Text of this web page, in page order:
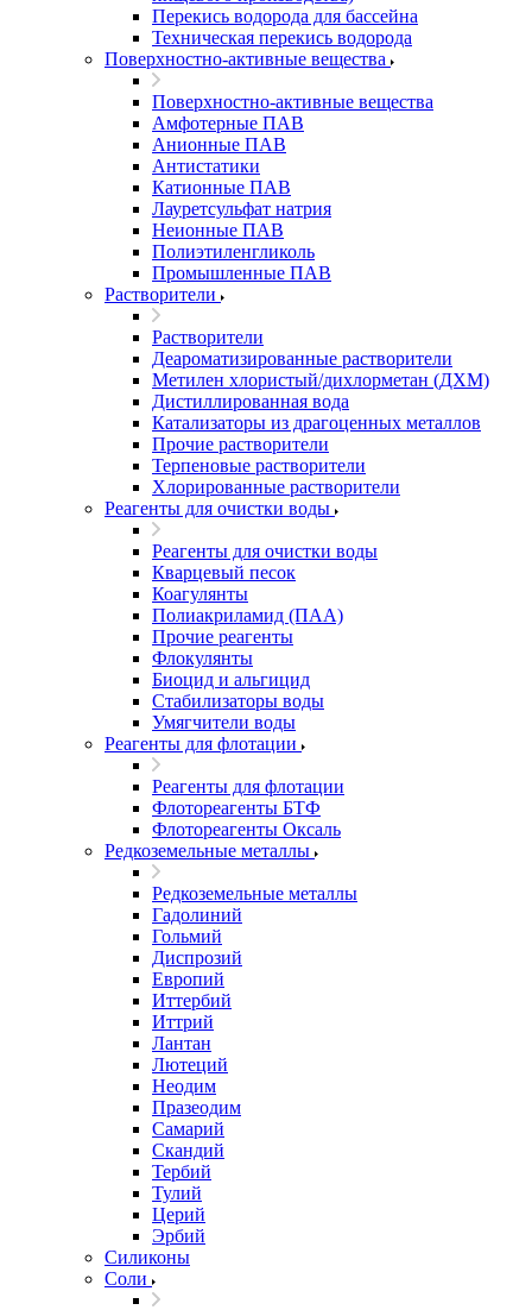
Перекись водорода для бассейна
Техническая перекись водорода
Поверхностно-активные вещества
Поверхностно-активные вещества
Амфотерные ПАВ
Анионные ПАВ
Антистатики
Катионные ПАВ
Лауретсульфат натрия
Неионные ПАВ
Полиэтиленгликоль
Промышленные ПАВ
Растворители
Растворители
Деароматизированные растворители
Метилен хлористый/дихлорметан (ДХМ)
Дистиллированная вода
Катализаторы из драгоценных металлов
Прочие растворители
Терпеновые растворители
Хлорированные растворители
Реагенты для очистки воды
Реагенты для очистки воды
Кварцевый песок
Коагулянты
Полиакриламид (ПАА)
Прочие реагенты
Флокулянты
Биоцид и альгицид
Стабилизаторы воды
Умягчители воды
Реагенты для флотации
Реагенты для флотации
Флотореагенты БТФ
Флотореагенты Оксаль
Редкоземельные металлы
Редкоземельные металлы
Гадолиний
Гольмий
Диспрозий
Европий
Иттербий
Иттрий
Лантан
Лютеций
Неодим
Празеодим
Самарий
Скандий
Тербий
Тулий
Церий
Эрбий
Силиконы
Соли